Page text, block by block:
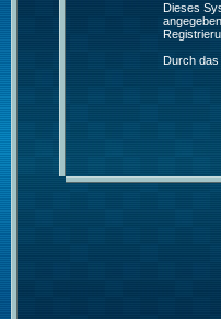
Dieses
Durch